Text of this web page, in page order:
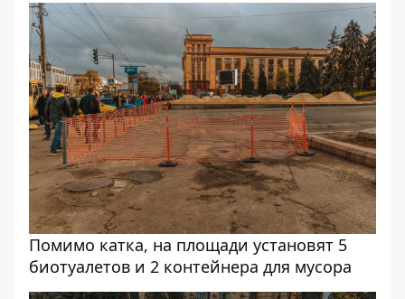
Помимо катка, на площади установят 5
биотуалетов и 2 контейнера для мусора